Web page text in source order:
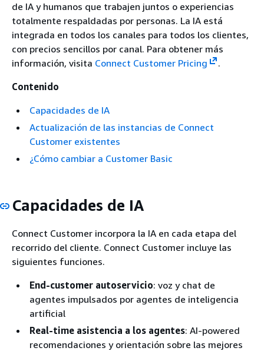
de IA y humanos que trabajen juntos o experiencias
totalmente respaldadas por personas. La IA está
integrada en todos los canales para todos los clientes,
con precios sencillos por canal. Para obtener más
información, visita Connect Customer Pricing
.
Contenido
Capacidades de IA
Actualización de las instancias de Connect
Customer existentes
¿Cómo cambiar a Customer Basic
Capacidades de IA
Connect Customer incorpora la IA en cada etapa del
recorrido del cliente. Connect Customer incluye las
siguientes funciones.
End-customer autoservicio: voz y chat de
agentes impulsados por agentes de inteligencia
artificial
Real-time asistencia a los agentes: AI-powered
recomendaciones y orientación sobre las mejores